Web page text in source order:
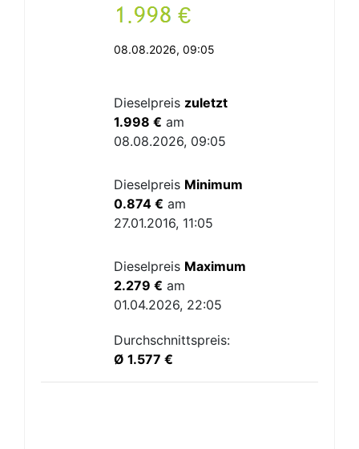
. €
08.08.2026, 09:05
Dieselpreis zuletzt
1.998 € am
08.08.2026, 09:05
Dieselpreis Minimum
0.874 € am
27.01.2016, 11:05
Dieselpreis Maximum
2.279 € am
01.04.2026, 22:05
Durchschnittspreis:
Ø 1.577 €